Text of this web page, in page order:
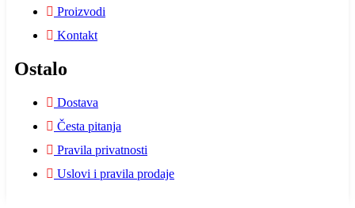
Proizvodi
Kontakt
Ostalo
Dostava
Česta pitanja
Pravila privatnosti
Uslovi i pravila prodaje